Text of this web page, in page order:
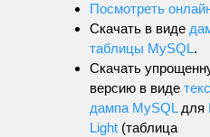
Посмотреть
Скачать в виде
таблицы MySQL.
Скачать
версию в виде
дампа MySQLдля
Light (таблица